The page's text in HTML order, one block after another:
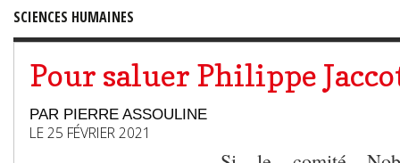
SCIENCES HUMAINES
Pour saluer Philippe
PAR PIERRE ASSOULINE
LE 25 FÉVRIER 2021